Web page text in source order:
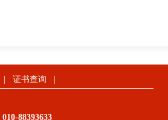
证书查询
010-88393633